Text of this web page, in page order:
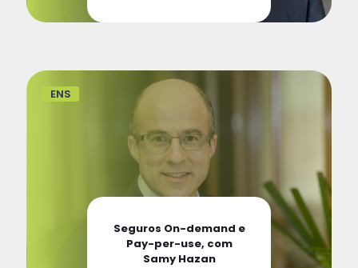
ENS
Seguros On-demand e
Pay-per-use, com
Samy Hazan